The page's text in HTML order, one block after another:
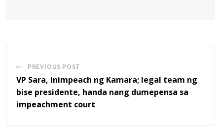
PREVIOUS POST
VP Sara, inimpeach ng Kamara; legal team ng
bise presidente, handa nang dumepensa sa
impeachment court